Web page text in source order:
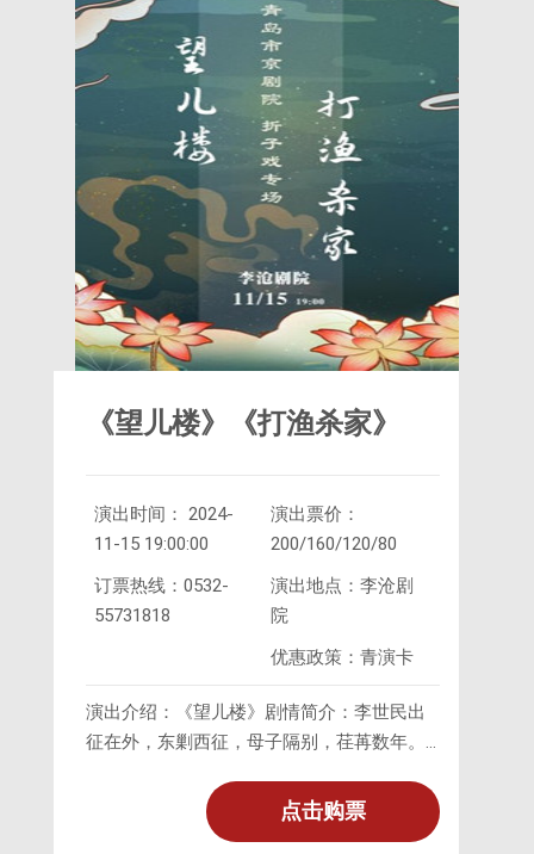
《望儿楼》《打渔杀家》
演出时间： 2024-
11-15 19:00:00
订票热线：0532-
55731818
演出票价：
200/160/120/80
演出地点：李沧剧
院
优惠政策：青演卡
演出介绍：《望儿楼》剧情简介：李世民出
征在外，东剿西征，母子隔别，荏苒数年。
子，梦寐不安；特建望儿楼一座，
点击购票